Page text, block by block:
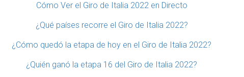
Cómo Ver el Giro de Italia 2022 en Directo
¿Qué países recorre el Giro de Italia 2022?
¿Cómo quedó la etapa de hoy en el Giro de Italia 2022?
¿Quién ganó la etapa 16 del Giro de Italia 2022?